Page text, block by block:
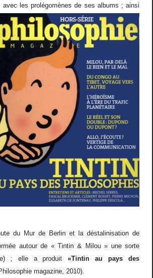
avec les prolégomènes de ses albums ; ainsi
du Mur de Berlin et la déstalinisation de
ée autour de «Tintin & Milou » une sorte
; elle a produit«Tintin au pays des
magazine, 2010).